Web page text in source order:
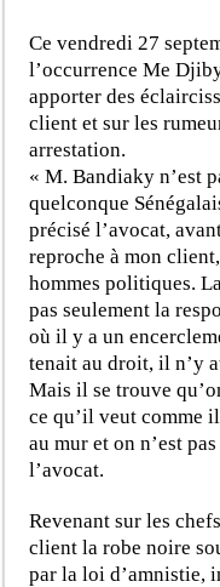
Ce vendredi 27
l’occurrence Me
apporter des
client et sur les
arrestation.
« M. Bandiaky n’est
quelconque
précisé l’avocat,
reproche à mon
hommes politiques.
pas seulement la
où il y a un
tenait au droit, il n’y
Mais il se trouve
ce qu’il veut comme
au mur et on n’est
l’avocat.
Revenant sur les
client la robe noire
par la loi d’amnistie,